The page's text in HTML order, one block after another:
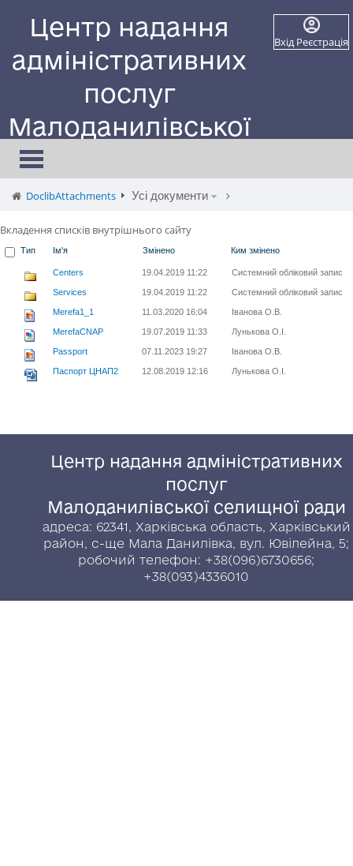
Центр надання
адміністративних
послуг
Малоданилівської
селищної ради
Сайт працює в тестовому режимі
Вхід Реєстрація
Toggle
navigation
DoclibAttachments
Усі документи
Вкладення списків внутрішнього сайту
Тип Ім'я Змінено Ким змінено
Centers 19.04.2019 11:22 Системний обліковий запис
Services 19.04.2019 11:22 Системний обліковий запис
Merefa1_1 11.03.2020 16:04 Іванова О.В.
MerefaCNAP 19.07.2019 11:33 Лунькова О.І.
Passport 07.11.2023 19:27 Іванова О.В.
Паспорт ЦНАП2 12.08.2019 12:16 Лунькова О.І.
Центр надання адміністративних
послуг
Малоданилівської селищної ради
адреса: 62341, Харківська область, Харківський
район, с-ще Мала Данилівка, вул. Ювілейна, 5;
робочий телефон: +38(096)6730656;
+38(093)4336010